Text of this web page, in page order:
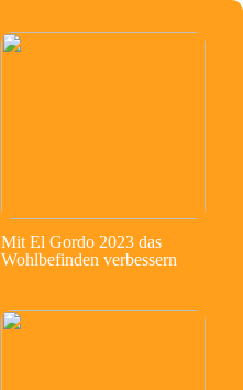
Mit El Gordo 2023 das
Wohlbefinden verbessern